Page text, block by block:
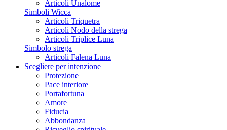
Articoli Unalome
Simboli Wicca
Articoli Triquetra
Articoli Nodo della strega
Articoli Triplice Luna
Simbolo strega
Articoli Falena Luna
Scegliere per intenzione
Protezione
Pace interiore
Portafortuna
Amore
Fiducia
Abbondanza